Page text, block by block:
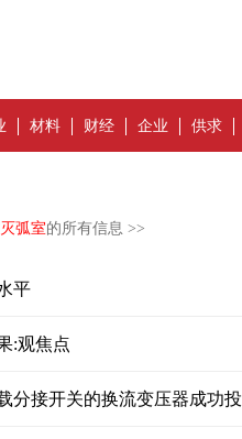
材料 财经 企业 供求
弧室的所有信息 >>
平
:观焦点
分接开关的换流变压器成功